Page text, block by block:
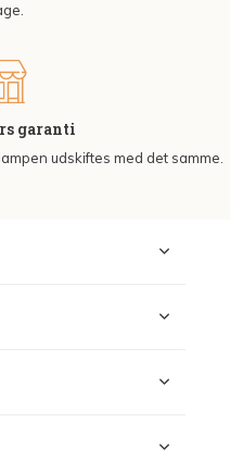
garanti
udskiftes med det samme.